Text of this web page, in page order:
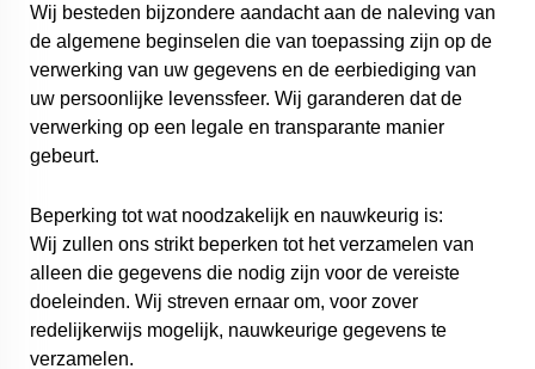
Wij besteden bijzondere aandacht aan de naleving van
de algemene beginselen die van toepassing zijn op de
verwerking van uw gegevens en de eerbiediging van
uw persoonlijke levenssfeer. Wij garanderen dat de
verwerking op een legale en transparante manier
gebeurt.
Beperking tot wat noodzakelijk en nauwkeurig is:
Wij zullen ons strikt beperken tot het verzamelen van
alleen die gegevens die nodig zijn voor de vereiste
doeleinden. Wij streven ernaar om, voor zover
redelijkerwijs mogelijk, nauwkeurige gegevens te
verzamelen.